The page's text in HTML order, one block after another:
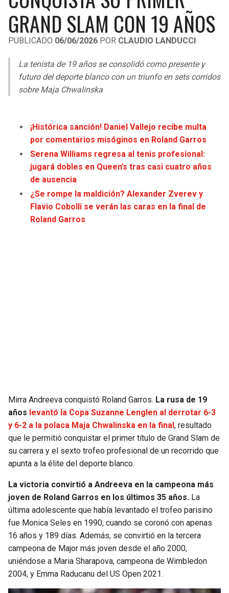
LIGA DE EXPANSIÓN MX
LEAGUES CUP
UEFA EUROPA LEAGUE
UEFA CONFERENCE LEAGUE
COPA LIBERTADORES
COPA SUDAMERICANA
OTRAS LIGAS
RAIDERS
RAVENS
BROWNS
STEELERS
TEXANS
COLTS
CARDINALS
RAMS
49ERS
PACKERS
CAVALIERS
PACERS
HAWKS
HORNETS
HEAT
MAGIC
MAVERICKS
ROCKETS
GRIZZLIES
TIMBERWOLVES
GRAND SLAM CON 19 AÑOS
PUBLICADO 06/06/2026 POR CLAUDIO LANDUCCI
La tenista de 19 años se consolidó como presente y
futuro del deporte blanco con un triunfo en sets corridos
sobre Maja Chwalinska
¡Histórica sanción! Daniel Vallejo recibe multa
por comentarios misóginos en Roland Garros
Serena Williams regresa al tenis profesional:
jugará dobles en Queen’s tras casi cuatro años
de ausencia
¿Se rompe la maldición? Alexander Zverev y
Flavio Cobolli se verán las caras en la final de
Roland Garros
Mirra Andreeva conquistó Roland Garros. La rusa de 19
años levantó la Copa Suzanne Lenglen al derrotar 6-3
y 6-2 a la polaca Maja Chwalinska en la final , resultado
que le permitió conquistar el primer título de Grand Slam de
su carrera y el sexto trofeo profesional de un recorrido que
apunta a la élite del deporte blanco.
La victoria convirtió a Andreeva en la campeona más
joven de Roland Garros en los últimos 35 años. La
última adolescente que había levantado el trofeo parisino
fue Monica Seles en 1990, cuando se coronó con apenas
16 años y 189 días. Además, se convirtió en la tercera
campeona de Major más joven desde el año 2000,
uniéndose a Maria Sharapova, campeona de Wimbledon
2004, y Emma Raducanu del US Open 2021.